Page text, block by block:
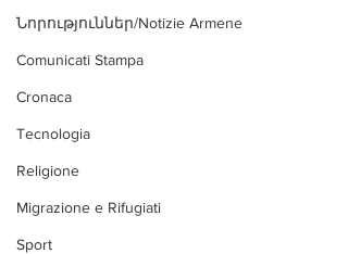
Նորություններ/Notizie Armene
Comunicati Stampa
Cronaca
Tecnologia
Religione
Migrazione e Rifugiati
Sport